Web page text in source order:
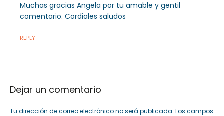
Muchas gracias Angela por tu amable y gentil
comentario. Cordiales saludos
REPLY
Dejar un comentario
Tu dirección de correo electrónico no será publicada. Los campos